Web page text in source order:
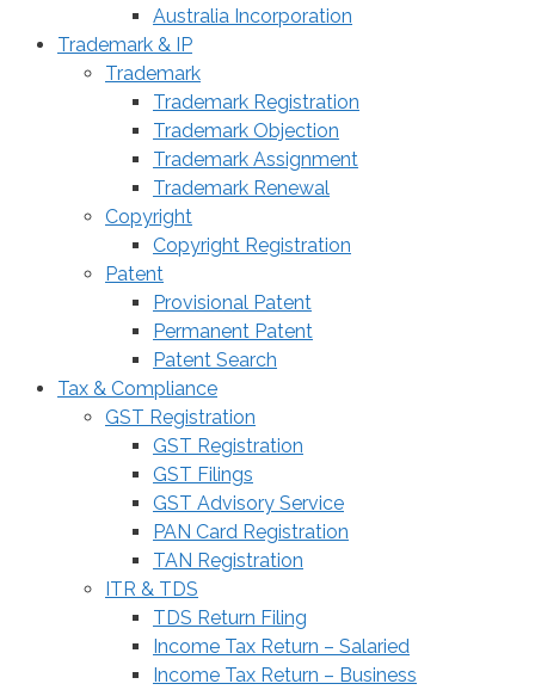
Australia Incorporation
Trademark & IP
Trademark
Trademark Registration
Trademark Objection
Trademark Assignment
Trademark Renewal
Copyright
Copyright Registration
Patent
Provisional Patent
Permanent Patent
Patent Search
Tax & Compliance
GST Registration
GST Registration
GST Filings
GST Advisory Service
PAN Card Registration
TAN Registration
ITR & TDS
TDS Return Filing
Income Tax Return – Salaried
Income Tax Return – Business